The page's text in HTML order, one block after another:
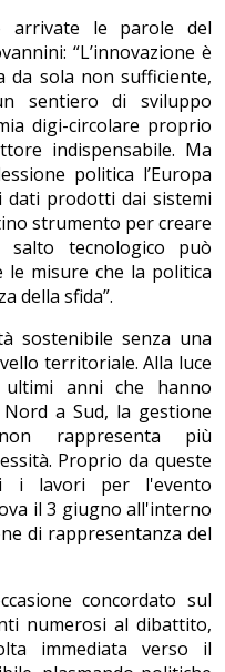
arrivate le parole del
“L’innovazione è
da sola non sufficiente,
sentiero di sviluppo
digi-circolare proprio
indispensabile. Ma
politica l’Europa
dati prodotti dai sistemi
strumento per creare
tecnologico può
le misure che la politica
della sfida”.
sostenibile senza una
territoriale. Alla luce
anni che hanno
a Sud, la gestione
rappresenta più
Proprio da queste
i lavori per l'evento
il 3 giugno all'interno
di rappresentanza del
concordato sul
numerosi al dibattito,
immediata verso il